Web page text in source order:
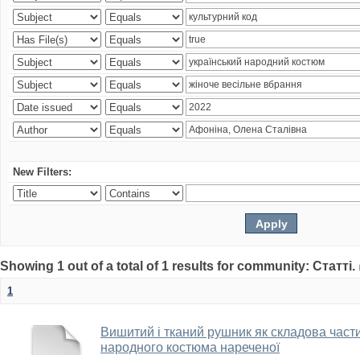
New Filters:
Showing 1 out of a total of 1 results for community: Статті.
1
Вишитий і тканий рушник як складова
народного костюма нареченої